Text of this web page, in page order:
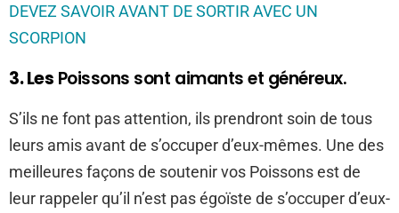
DEVEZ SAVOIR AVANT DE SORTIR AVEC UN
SCORPION
3. Les Poissons sont aimants et généreux.
S’ils ne font pas attention, ils prendront soin de tous
leurs amis avant de s’occuper d’eux-mêmes. Une des
meilleures façons de soutenir vos Poissons est de
leur rappeler qu’il n’est pas égoïste de s’occuper d’eux-